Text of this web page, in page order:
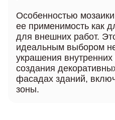
Особенностью
ее применимость как
для внешних работ.
идеальным выбором
украшения
создания
фасадах зданий,
зоны.